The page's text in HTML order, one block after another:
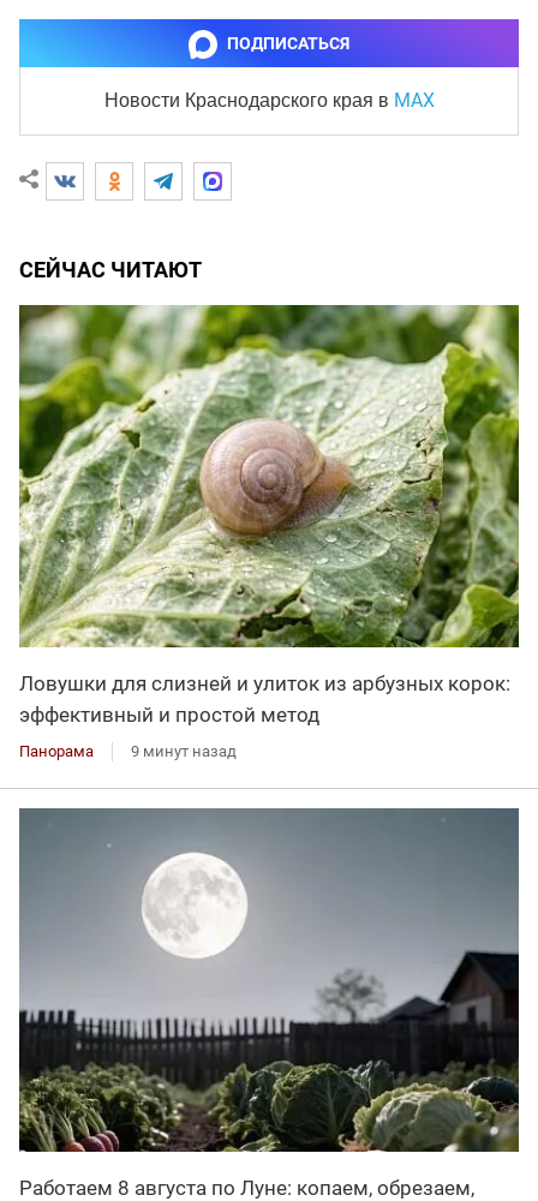
ПОДПИСАТЬСЯ
Новости Краснодарского края в MAX
СЕЙЧАС ЧИТАЮТ
Ловушки для слизней и улиток из арбузных корок:
эффективный и простой метод
Панорама 9 минут назад
Работаем 8 августа по Луне: копаем, обрезаем,